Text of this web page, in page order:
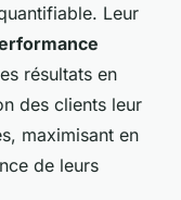
Leur
résultats en
des clients leur
maximisant en
de leurs